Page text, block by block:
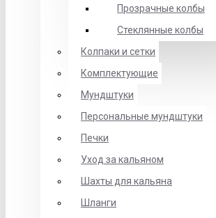
Прозрачные колбы
Стеклянные колбы
Колпаки и сетки
Комплектующие
Мундштуки
Персональные мундштуки
Печки
Уход за кальяном
Шахты для кальяна
Шланги